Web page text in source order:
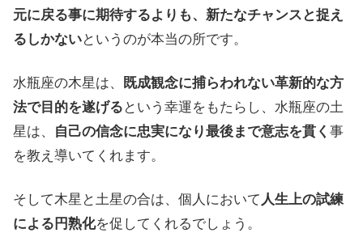
元に戻る事に期待するよりも、新たなチャンスと捉え
るしかないというのが本当の所です。
水瓶座の木星は、
既成観念に捕らわれない革新的な方
法で目的を遂げる という幸運をもたらし、水瓶座の土
星は、
自己の信念に忠実になり最後まで意志を貫く 事
を教え導いてくれます。
そして木星と土星の合は、個人において 人生上の試練
による円熟化を促してくれるでしょう。